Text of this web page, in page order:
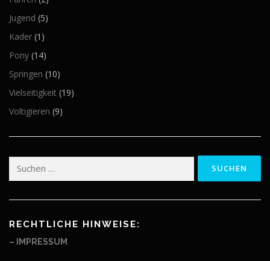
Jugend (5)
Kader (1)
Pony (14)
Springen (10)
Vielseitigkeit (19)
Voltigieren (9)
Suchen
RECHTLICHE HINWEISE:
– IMPRESSUM